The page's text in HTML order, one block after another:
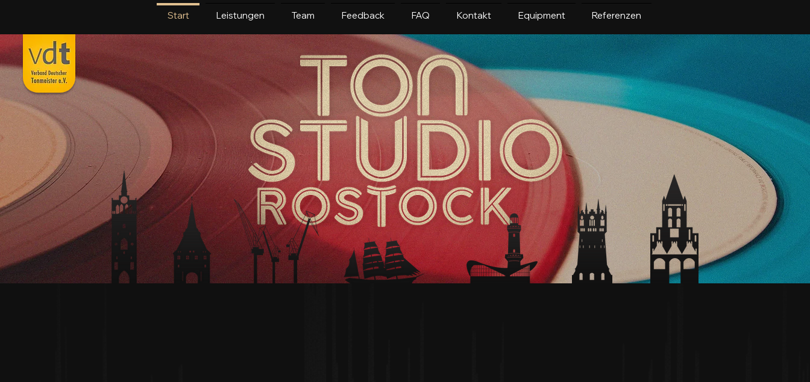
Start Leistungen Team Feedback FAQ Kontakt Equipment Referenzen